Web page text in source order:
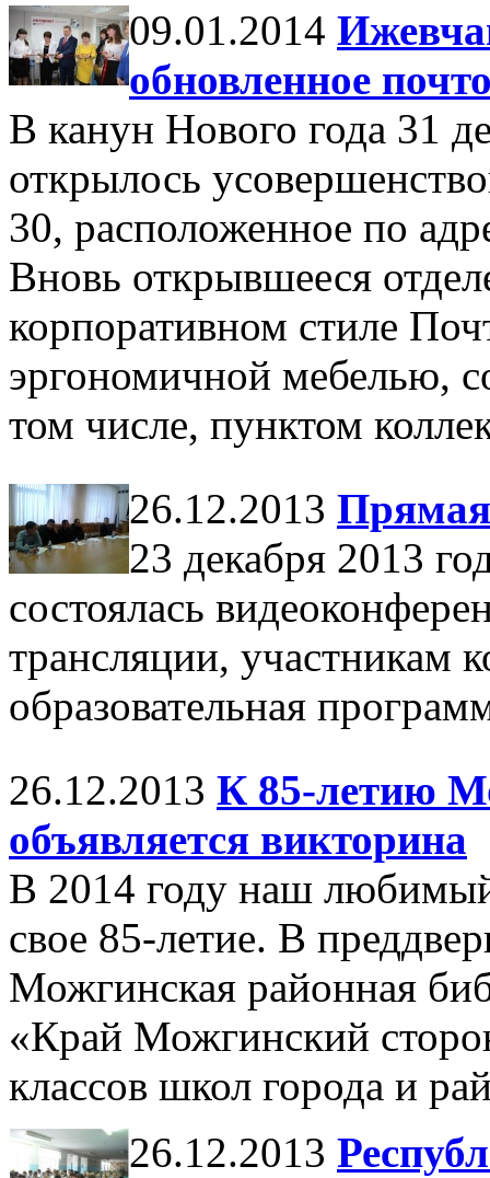
09.01.2014
обновленное
В канун Нового года 31
открылось
30, расположенное по
Вновь открывшееся
корпоративном стиле
эргономичной мебелью,
том числе, пунктом
26.12.2013
23 декабря 2013
состоялась
трансляции, участникам
образовательная
26.12.2013 К 85-летию
объявляется викторина
В 2014 году наш
свое 85-летие. В
Можгинская районная
«Край Можгинский
классов школ города и
26.12.2013